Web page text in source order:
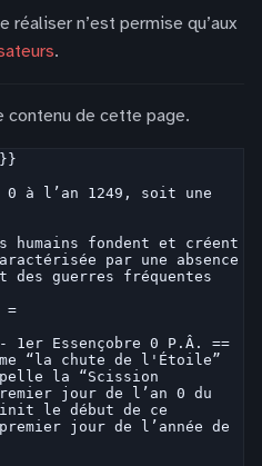
réaliser n’est permise qu’aux
.
contenu de cette page.